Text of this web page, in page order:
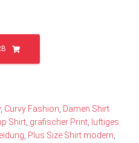
, Curvy Fashion, Damen Shirt
Shirt, grafischer Print, luftiges
, Plus Size Shirt modern,